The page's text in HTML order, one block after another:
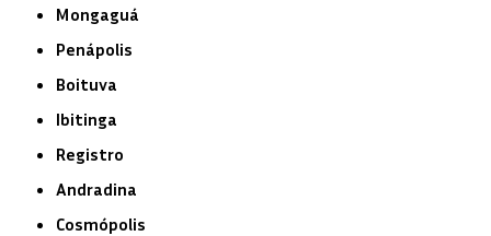
Mongaguá
Penápolis
Boituva
Ibitinga
Registro
Andradina
Cosmópolis